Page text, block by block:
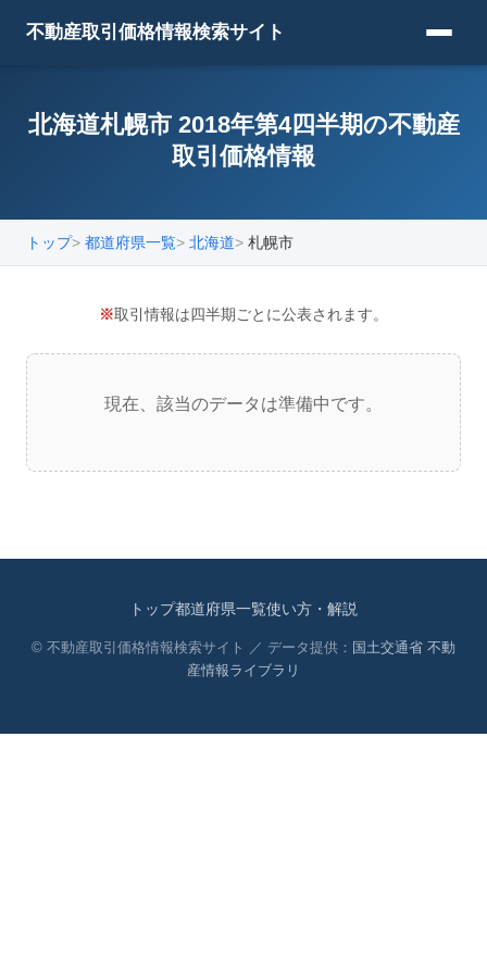
不動産取引価格情報検索サイト
北海道札幌市 2018年第4四半期の不動産
取引価格情報
トップ 都道府県一覧 北海道 札幌市
※取引情報は四半期ごとに公表されます。
現在、該当のデータは準備中です。
トップ都道府県一覧使い方・解説
© 不動産取引価格情報検索サイト ／ データ提供： 国土交通省 不動
産情報ライブラリ